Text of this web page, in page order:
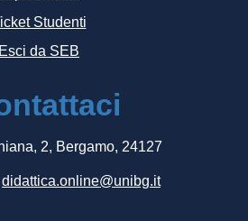
Studenti
Esci da SEB
2, Bergamo, 24127
didattica.online@unibg.it